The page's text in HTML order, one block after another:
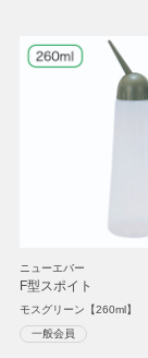
ニューエバー
F型スポイト
モスグリーン【260ml】
一般会員